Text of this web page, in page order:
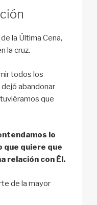
la Última Cena,
la cruz.
todos los
abandonar
que
lo
que quiere que
relación con Él.
de la mayor